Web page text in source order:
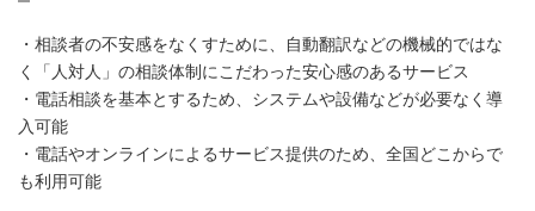
・相談者の不安感をなくすために、自動翻訳などの機械的ではな
く「人対人」の相談体制にこだわった安心感のあるサービス
・電話相談を基本とするため、システムや設備などが必要なく導
入可能
・電話やオンラインによるサービス提供のため、全国どこからで
も利用可能